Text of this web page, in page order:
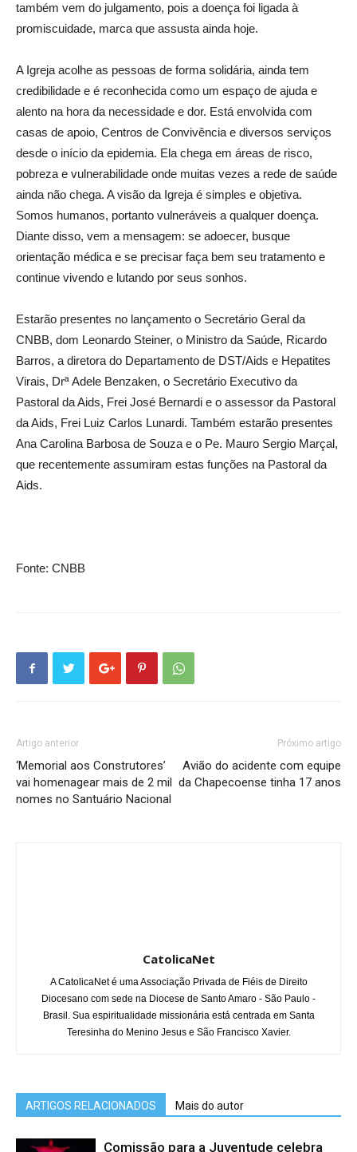
também vem do julgamento, pois a doença foi ligada à
promiscuidade, marca que assusta ainda hoje.
A Igreja acolhe as pessoas de forma solidária, ainda tem
credibilidade e é reconhecida como um espaço de ajuda e
alento na hora da necessidade e dor. Está envolvida com
casas de apoio, Centros de Convivência e diversos serviços
desde o início da epidemia. Ela chega em áreas de risco,
pobreza e vulnerabilidade onde muitas vezes a rede de saúde
ainda não chega. A visão da Igreja é simples e objetiva.
Somos humanos, portanto vulneráveis a qualquer doença.
Diante disso, vem a mensagem: se adoecer, busque
orientação médica e se precisar faça bem seu tratamento e
continue vivendo e lutando por seus sonhos.
Estarão presentes no lançamento o Secretário Geral da
CNBB, dom Leonardo Steiner, o Ministro da Saúde, Ricardo
Barros, a diretora do Departamento de DST/Aids e Hepatites
Virais, Drª Adele Benzaken, o Secretário Executivo da
Pastoral da Aids, Frei José Bernardi e o assessor da Pastoral
da Aids, Frei Luiz Carlos Lunardi. Também estarão presentes
Ana Carolina Barbosa de Souza e o Pe. Mauro Sergio Marçal,
que recentemente assumiram estas funções na Pastoral da
Aids.
Fonte: CNBB
Artigo anterior
‘Memorial aos Construtores’
vai homenagear mais de 2 mil
nomes no Santuário Nacional
Próximo artigo
Avião do acidente com equipe
da Chapecoense tinha 17 anos
CatolicaNet
A CatolicaNet é uma Associação Privada de Fiéis de Direito
Diocesano com sede na Diocese de Santo Amaro - São Paulo -
Brasil. Sua espiritualidade missionária está centrada em Santa
Teresinha do Menino Jesus e São Francisco Xavier.
ARTIGOS RELACIONADOS Mais do autor
Comissão para a Juventude celebra